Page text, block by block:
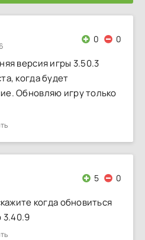
0 0
версия игры 3.50.3
когда будет
Обновляю игру только
5 0
когда обновиться
3.40.9